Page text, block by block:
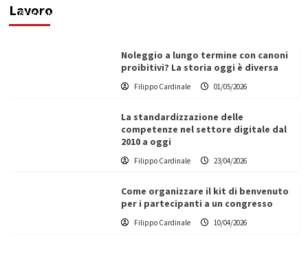
LavoroFilippo Cardinale
Noleggio a lungo termine con canoni
proibitivi? La storia oggi è diversa
Filippo Cardinale 01/05/2026
La standardizzazione delle
competenze nel settore digitale dal
2010 a oggi
Filippo Cardinale 23/04/2026
Come organizzare il kit di benvenuto
per i partecipanti a un congresso
Filippo Cardinale 10/04/2026